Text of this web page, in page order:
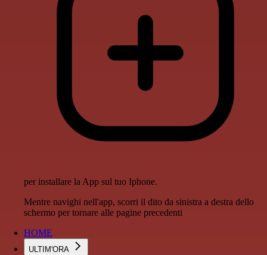
per installare la App sul tuo Iphone.
Mentre navighi nell'app, scorri il dito da sinistra a destra dello
schermo per tornare alle pagine precedenti
HOME
ULTIM'ORA